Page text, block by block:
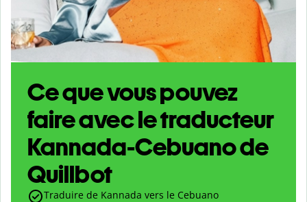
Ce que vous pouvez
faire avec le traducteur
Kannada-Cebuano de
Quillbot
Traduire de Kannada vers le Cebuano